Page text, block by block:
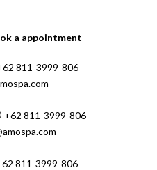
a appointment
811-3999-806
+62 811-3999-806
811-3999-806